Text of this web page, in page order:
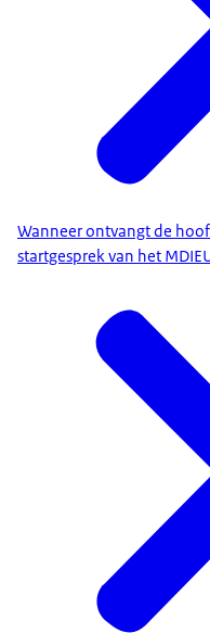
Wanneer ontvangt de
startgesprek van het